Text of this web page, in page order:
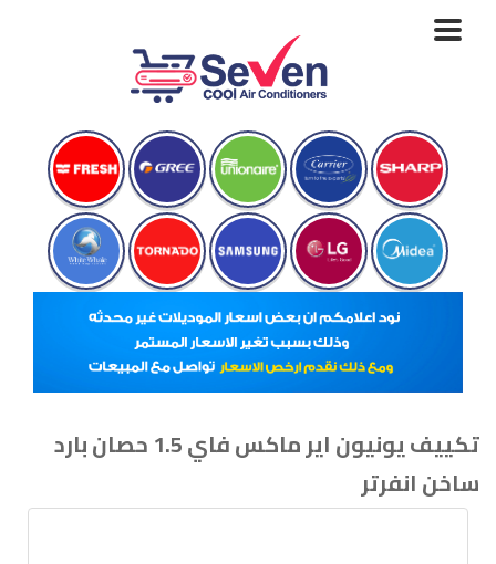
Toggle
تكييف يونيون اير ماكس فاي 1.5 حصان بارد
ساخن انفرتر